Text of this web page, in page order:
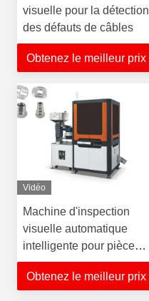
visuelle pour la détection
des défauts de câbles
Obtenez le meilleur prix
Vidéo
Machine d'inspection
visuelle automatique
intelligente pour pièces
automobiles en métal
Obtenez le meilleur prix